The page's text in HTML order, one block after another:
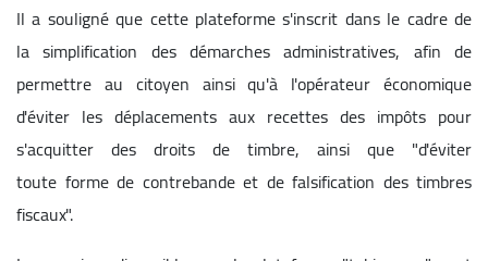
Il a souligné que cette plateforme s'inscrit dans le cadre de
la simplification des démarches administratives, afin de
permettre au citoyen ainsi qu'à l'opérateur économique
d'éviter les déplacements aux recettes des impôts pour
s'acquitter des droits de timbre, ainsi que "d'éviter
toute forme de contrebande et de falsification des timbres
fiscaux".